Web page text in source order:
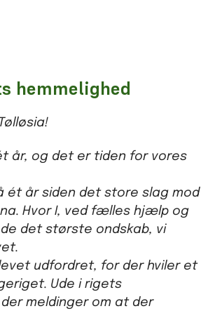
hemmelighed
år, og det er tiden for vores
ét år siden det store slag mod
Hvor I, ved fælles hjælp og
det største ondskab, vi
udfordret, for der hviler et
Ude i rigets
meldinger om at der